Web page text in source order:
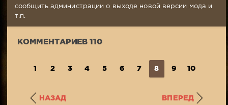
110
сообщить администрации о выходе новой версии мода и
т.п.
КОММЕНТАРИЕВ 110
1 2 3 4 5 6 7 8 9 10
НАЗАД ВПЕРЕД